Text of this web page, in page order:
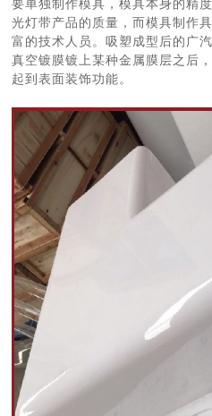
要单独制作模具，模具本身的精
光灯带产品的质量，而模具制作
富的技术人员。吸塑成型后的广
真空镀膜镀上某种金属膜层之后
起到表面装饰功能。